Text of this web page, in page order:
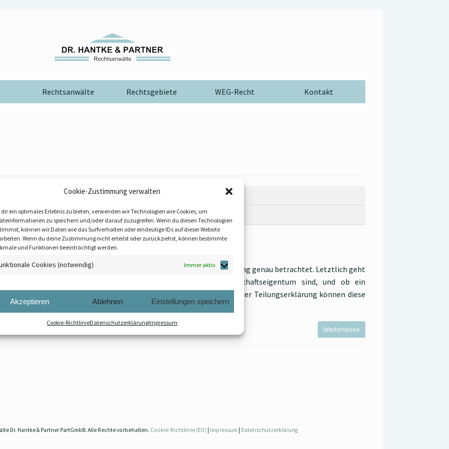
Cookie-Zustimmung verwalten
dir ein optimales Erlebnis zu bieten, verwenden wir Technologien wie Cookies, um
zu speichern und/oder darauf zuzugreifen. Wenn du diesen Technologien
können wir Daten wie das Surfverhalten oder eindeutige IDs auf dieser Website
Wenn du deine Zustimmung nicht erteilst oder zurückziehst, können bestimmte
und Funktionen beeinträchtigt werden.
Cookies (notwendig) Immer aktiv
Akzeptieren Ablehnen Einstellungen speichern
Cookie-RichtlinieDatenschutzerklärungImpressum
Rechtsanwälte Rechtsgebiete WEG-Recht Kontakt
H I J K L M N
Fe Fi Fu
die sich nur beantworten lassen, wenn man die Teilungserklärung genau betrachtet. Letztlich geht
der Fußbodenheizung Sondereigentum oder Gemeinschaftseigentum sind, und ob ein
installieren lassen darf. Ohne genaue Auslegung der Teilungserklärung können diese
Weiterlesen
Dr. Hantke & Partner PartGmbB. Alle Rechte vorbehalten. Cookie-Richtlinie (EU) | Impressum | Datenschutzerklärung